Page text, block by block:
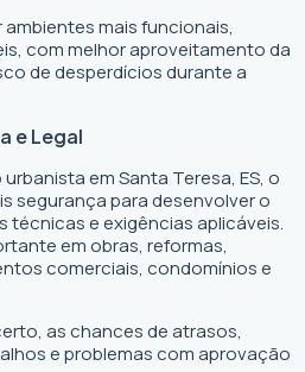
mais funcionais,
com melhor aproveitamento da
de desperdícios durante a
e Legal
em Santa Teresa, ES, o
segurança para desenvolver o
e exigências aplicáveis.
em obras, reformas,
comerciais, condomínios e
as chances de atrasos,
e problemas com aprovação